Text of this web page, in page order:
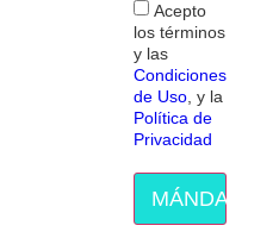
Acepto
los términos
y las
Condiciones
de Uso, y la
Política de
Privacidad
MÁNDAME